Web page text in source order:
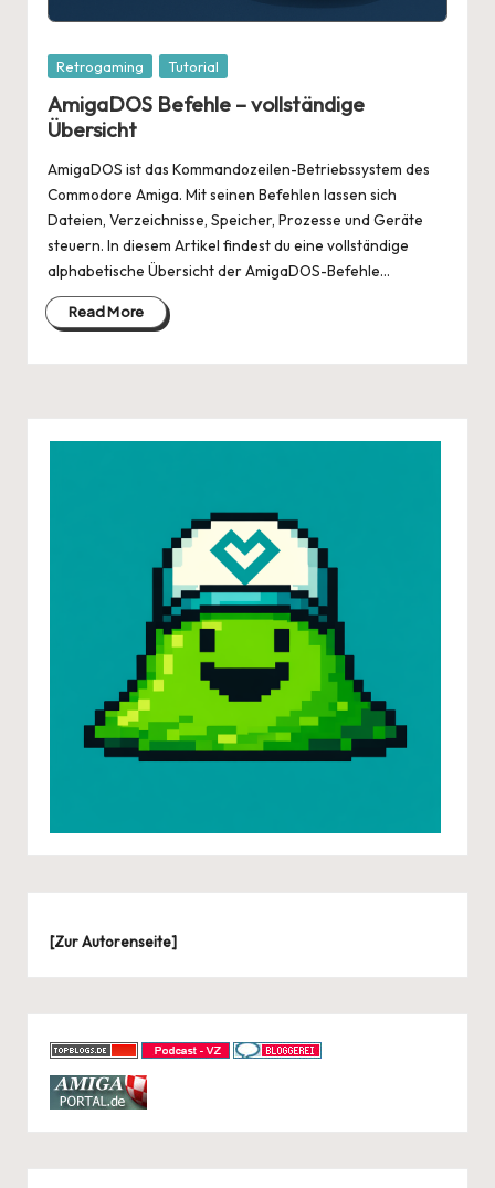
Posted
Retrogaming Tutorial
AmigaDOS Befehle – vollständige
Übersicht
AmigaDOS ist das Kommandozeilen-Betriebssystem des
Commodore Amiga. Mit seinen Befehlen lassen sich
Dateien, Verzeichnisse, Speicher, Prozesse und Geräte
steuern. In diesem Artikel findest du eine vollständige
alphabetische Übersicht der AmigaDOS-Befehle…
Read More
[Zur Autorenseite]